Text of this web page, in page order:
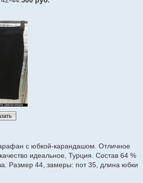
с юбкой-карандашом. Отличное
идеальное, Турция. Состав 64 %
Размер 44, замеры: пот 35, длина юбки